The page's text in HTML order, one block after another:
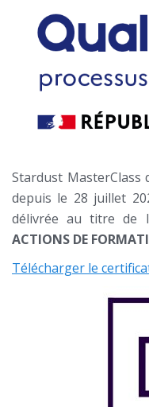
Stardust
depuis le 28 juillet
délivrée au titre de
ACTIONS DE
Télécharger le